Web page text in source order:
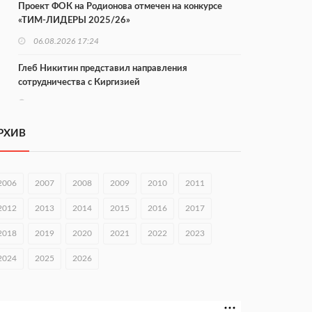
Проект ФОК на Родионова отмечен на конкурсе
«ТИМ-ЛИДЕРЫ 2025/26»
06.08.2026 17:24
Глеб Никитин представил направления
сотрудничества с Киргизией
В Нижегородской области стартовал конкурс
Токмоком
Экспорт продукции АПК Нижегородской области
2007 2008 2009 2010 2011
2013 2014 2015 2016 2017
2019 2020 2021 2022 2023
2025 2026